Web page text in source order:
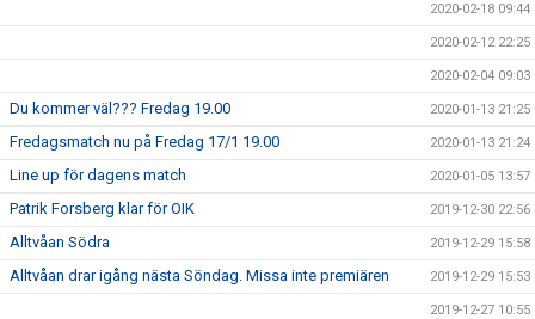
2020-02-18 09:44
2020-02-12 22:25
2020-02-04 09:03
Du kommer väl??? Fredag 19.00 2020-01-13 21:25
Fredagsmatch nu på Fredag 17/1 19.00 2020-01-13 21:24
Line up för dagens match 2020-01-05 13:57
Patrik Forsberg klar för OIK 2019-12-30 22:56
Alltvåan Södra 2019-12-29 15:58
Alltvåan drar igång nästa Söndag. Missa inte premiären 2019-12-29 15:53
2019-12-27 10:55